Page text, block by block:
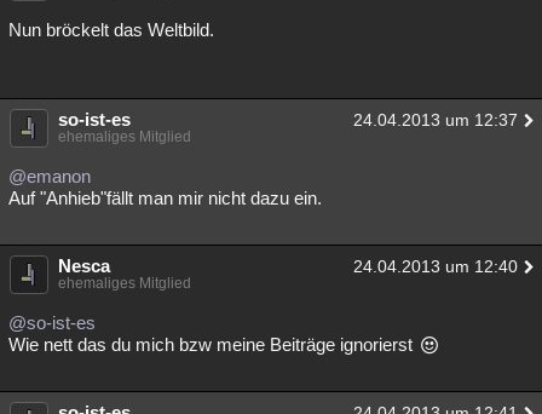
Nun bröckelt das Weltbild.
so-ist-es 24.04.2013 um 12:37
ehemaliges Mitglied
@emanon
Auf "Anhieb"fällt man mir nicht dazu ein.
Nesca 24.04.2013 um 12:40
ehemaliges Mitglied
@so-ist-es
Wie nett das du mich bzw meine Beiträge ignorierst